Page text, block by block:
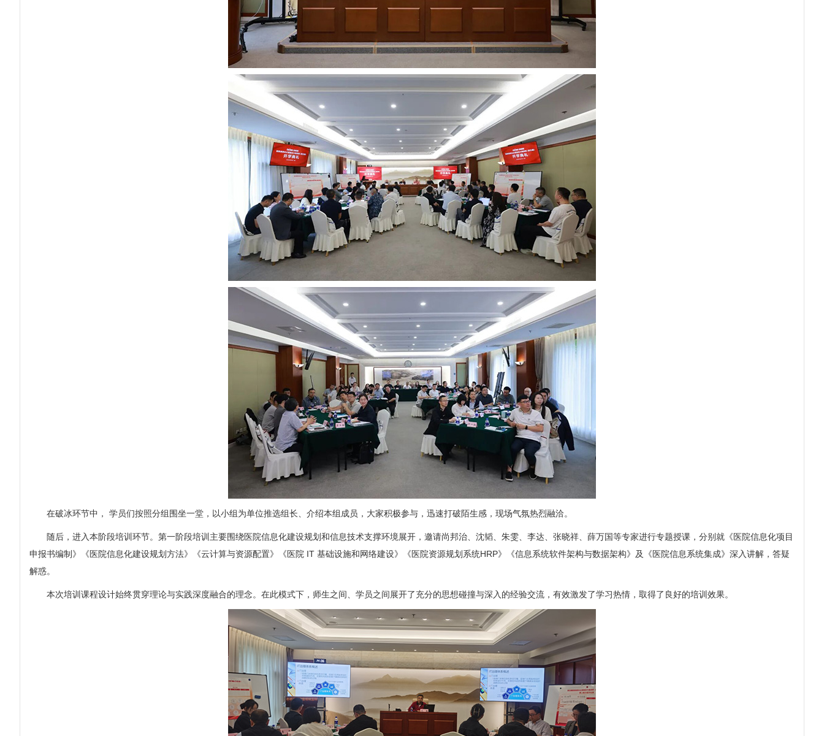
在破冰环节中， 学员们按照分组围坐一堂，以小组为单位推选组长、介绍本组成员，大家积极参与，迅速打破陌生感，现场气氛热烈融洽。
随后，进入本阶段培训环节。第一阶段培训主要围绕医院信息化建设规划和信息技术支撑环境展开，邀请尚邦治、沈韬、朱雯、李达、张晓祥、薛万国等专家进行专题授课，分别就《医院信息化项目
申报书编制》《医院信息化建设规划方法》《云计算与资源配置》《医院 IT 基础设施和网络建设》《医院资源规划系统HRP》《信息系统软件架构与数据架构》及《医院信息系统集成》深入讲解，答疑
解惑。
本次培训课程设计始终贯穿理论与实践深度融合的理念。在此模式下，师生之间、学员之间展开了充分的思想碰撞与深入的经验交流，有效激发了学习热情，取得了良好的培训效果。